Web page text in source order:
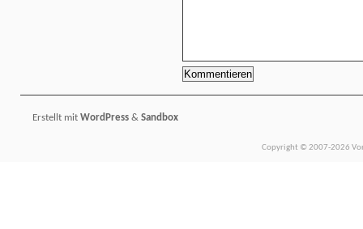
Erstellt mit WordPress & Sandbox
Copyright © 2007-2026